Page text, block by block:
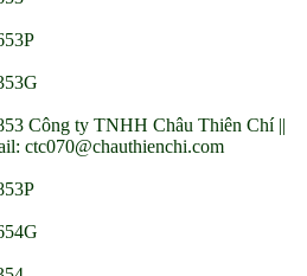
Công ty TNHH Châu Thiên Chí ||
ctc070@chauthienchi.com